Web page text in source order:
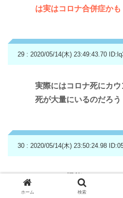
は実はコロナ合併症かも
29 : 2020/05/14(木) 23:49:43.70
実際にはコロナ死にカ
死が大量にいるのだろう
30 : 2020/05/14(木) 23:50:24.98
ステルス機能
ホーム 検索